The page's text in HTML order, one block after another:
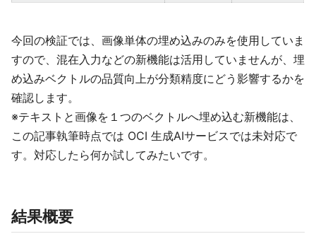
今回の検証では、画像単体の埋め込みのみを使用していま
すので、混在入力などの新機能は活用していませんが、埋
め込みベクトルの品質向上が分類精度にどう影響するかを
確認します。
※テキストと画像を１つのベクトルへ埋め込む新機能は、
この記事執筆時点では OCI 生成AIサービスでは未対応で
す。対応したら何か試してみたいです。
結果概要